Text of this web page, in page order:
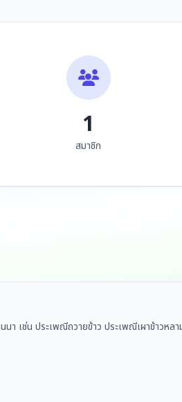
ล้านนา
1
สมาชิก
เช่น ประเพณีถวายข้าว ประเพณีเผาข้าวหลา